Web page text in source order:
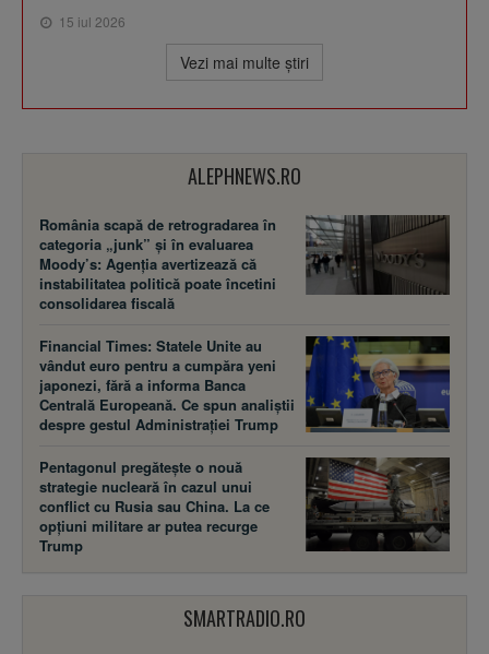
15 iul 2026
Vezi mai multe ştiri
ALEPHNEWS.RO
România scapă de retrogradarea în
categoria „junk” și în evaluarea
Moody’s: Agenția avertizează că
instabilitatea politică poate încetini
consolidarea fiscală
Financial Times: Statele Unite au
vândut euro pentru a cumpăra yeni
japonezi, fără a informa Banca
Centrală Europeană. Ce spun analiștii
despre gestul Administrației Trump
Pentagonul pregătește o nouă
strategie nucleară în cazul unui
conflict cu Rusia sau China. La ce
opțiuni militare ar putea recurge
Trump
SMARTRADIO.RO